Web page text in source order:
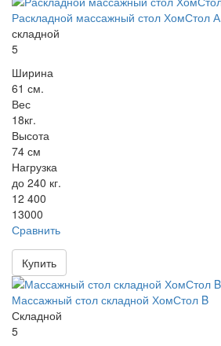
Раскладной массажный стол ХомСтол А
складной
5
Ширина
61 см.
Вес
18кг.
Высота
74 см
Нагрузка
до 240 кг.
12 400
13000
Сравнить
Купить
Массажный стол складной ХомСтол B
Складной
5